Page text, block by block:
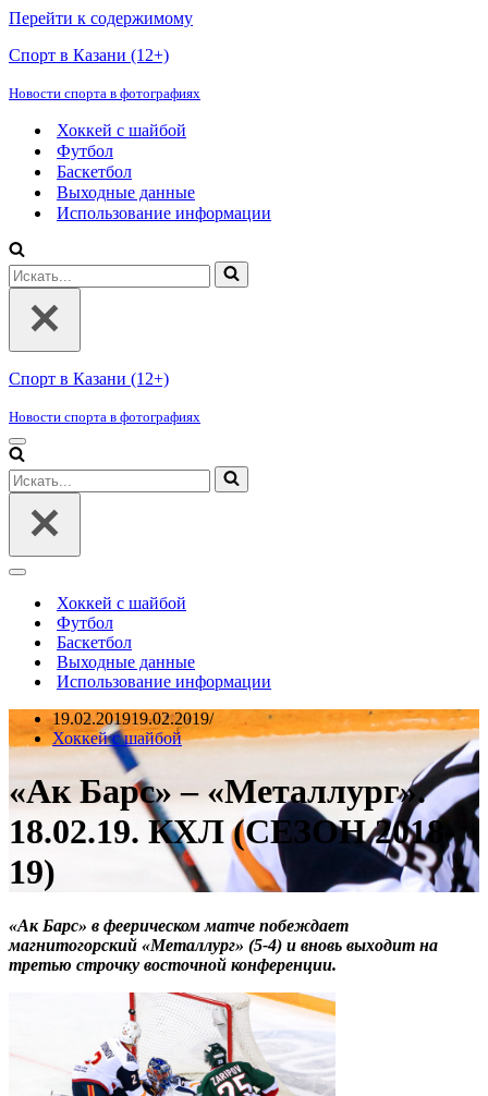
Перейти к содержимому
Спорт в Казани (12+)
Новости спорта в фотографиях
Хоккей с шайбой
Футбол
Баскетбол
Выходные данные
Использование информации
Искать...
Спорт в Казани (12+)
Новости спорта в фотографиях
Меню
навигации
Искать...
Меню
навигацииХоккей с шайбой
Футбол
Баскетбол
Выходные данные
Использование информации
19.02.201919.02.2019
Хоккей с шайбой
«Ак Барс» – «Металлург».
18.02.19. КХЛ (СЕЗОН 2018-
19)
«Ак Барс» в феерическом матче побеждает
магнитогорский «Металлург» (5-4) и вновь выходит на
третью строчку восточной конференции.